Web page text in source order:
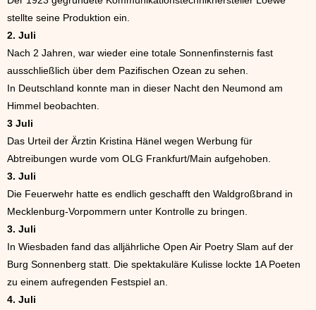
stellte seine Produktion ein.
2. Juli
Nach 2 Jahren, war wieder eine totale Sonnenfinsternis fast
ausschließlich über dem Pazifischen Ozean zu sehen.
In Deutschland konnte man in dieser Nacht den Neumond am
Himmel beobachten.
3 Juli
Das Urteil der Ärztin Kristina Hänel wegen Werbung für
Abtreibungen wurde vom OLG Frankfurt/Main aufgehoben.
3. Juli
Die Feuerwehr hatte es endlich geschafft den Waldgroßbrand in
Mecklenburg-Vorpommern unter Kontrolle zu bringen.
3. Juli
In Wiesbaden fand das alljährliche Open Air Poetry Slam auf der
Burg Sonnenberg statt. Die spektakuläre Kulisse lockte 1A Poeten
zu einem aufregenden Festspiel an.
4. Juli